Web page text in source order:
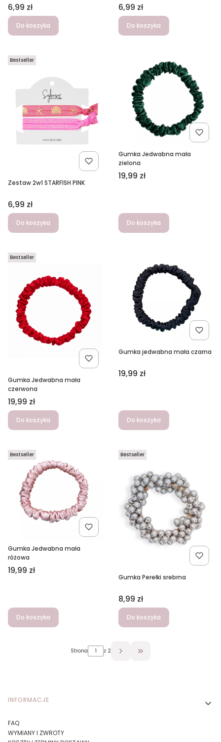
Cena
6,99 zł
Do koszyka
Cena
6,99 zł
Do koszyka
Bestseller
Zestaw 2w1 STARFISH PINK
Cena
6,99 zł
Do koszyka
Gumka Jedwabna mała
zielona
Cena
19,99 zł
Do koszyka
Bestseller
Gumka Jedwabna mała
czerwona
Cena
19,99 zł
Do koszyka
Gumka jedwabna mała czarna
Cena
19,99 zł
Do koszyka
Bestseller
Gumka Jedwabna mała
różowa
Cena
19,99 zł
Do koszyka
Bestseller
Gumka Perełki srebrna
Cena
8,99 zł
Do koszyka
Strona z 2 Przejdź do ostatniej
Linki w stopce
INFORMACJE
FAQ
WYMIANY I ZWROTY